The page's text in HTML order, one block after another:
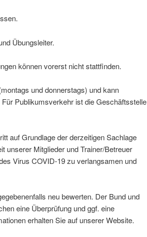
Übungsleiter.
können vorerst nicht stattfinden.
und donnerstags) und kann
Publikumsverkehr ist die Geschäftsstelle
auf Grundlage der derzeitigen Sachlage
unserer Mitglieder und Trainer/Betreuer
Virus COVID-19 zu verlangsamen und
neu bewerten. Der Bund und
eine Überprüfung und ggf. eine
erhalten Sie auf unserer Website.